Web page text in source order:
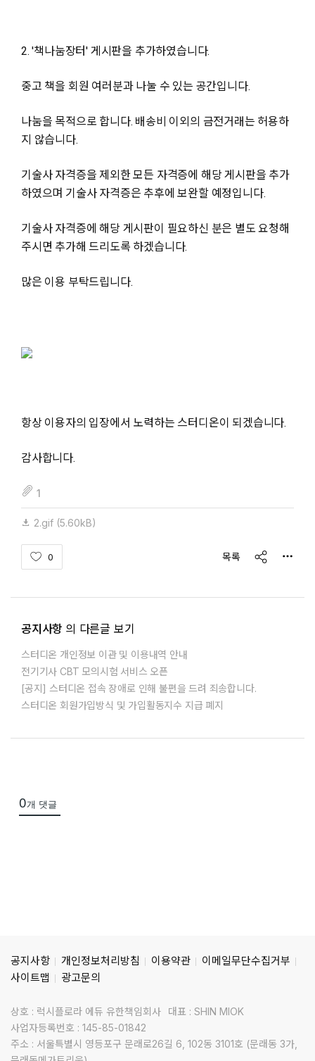
2. '책나눔장터' 게시판을 추가하였습니다.
중고 책을 회원 여러분과 나눌 수 있는 공간입니다.
나눔을 목적으로 합니다. 배송비 이외의 금전거래는 허용하
지 않습니다.
기술사 자격증을 제외한 모든 자격증에 해당 게시판을 추가
하였으며 기술사 자격증은 추후에 보완할 예정입니다.
기술사 자격증에 해당 게시판이 필요하신 분은 별도 요청해
주시면 추가해 드리도록 하겠습니다.
많은 이용 부탁드립니다.
항상 이용자의 입장에서 노력하는 스터디온이 되겠습니다.
감사합니다.
fileAttachedList
1
2.gif (5.60kB)
0 목록 share
공지사항 의 다른글 보기
스터디온 개인정보 이관 및 이용내역 안내
전기기사 CBT 모의시험 서비스 오픈
[공지] 스터디온 접속 장애로 인해 불편을 드려 죄송합니다.
스터디온 회원가입방식 및 가입활동지수 지급 폐지
0개 댓글
공지사항 개인정보처리방침 이용약관
이메일무단수집거부
사이트맵
광고문의
상호 : 럭시플로라 에듀 유한책임회사
대표 : SHIN MIOK
사업자등록번호 : 145-85-01842
주소 : 서울특별시 영등포구 문래로26길 6, 102동 3101호 (문래동 3가,